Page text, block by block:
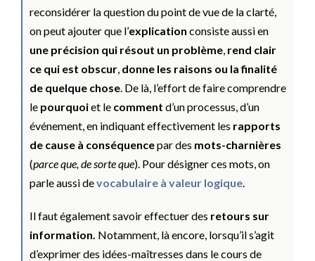
reconsidérer la question du point de vue de la clarté,
on peut ajouter que l’explication consiste aussi en
une précision qui résout un problème, rend clair
ce qui est obscur, donne les raisons ou la finalité
de quelque chose. De là, l’effort de faire comprendre
le pourquoiet le comment d’un processus, d’un
événement, en indiquant effectivement les rapports
de cause à conséquencepar des mots-charnières
(parce que, de sorte que). Pour désigner ces mots, on
parle aussi devocabulaire à valeur logique.
Il faut également savoir effectuer des retours sur
information. Notamment, là encore, lorsqu’il s’agit
d’exprimer des idées-maîtresses dans le cours de